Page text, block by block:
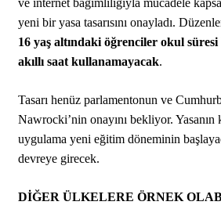
ve internet bağımlılığıyla mücadele
yeni bir yasa tasarısını onayladı.
16 yaş altındaki öğrenciler okul
akıllı saat kullanamayacak.
Tasarı henüz parlamentonun ve
Nawrocki’nin onayını bekliyor.
uygulama yeni eğitim döneminin
devreye girecek.
DİĞER ÜLKELERE ÖRNEK